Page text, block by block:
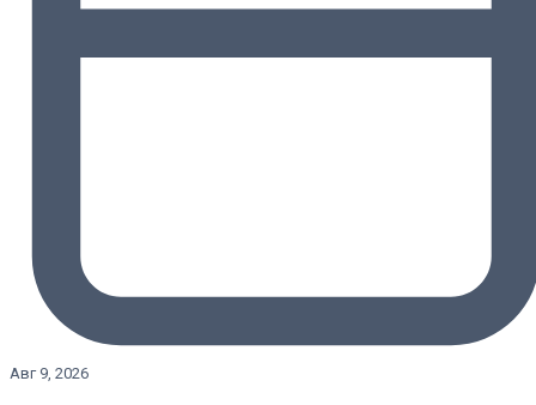
Авг 9, 2026